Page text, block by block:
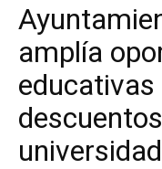
amplía